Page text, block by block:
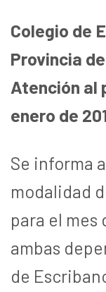
Colegio de
Provincia
Atención al
enero de
Se informa
modalidad
para el mes
ambas
de